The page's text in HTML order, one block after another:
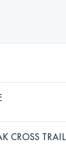
CROSS TRAIL